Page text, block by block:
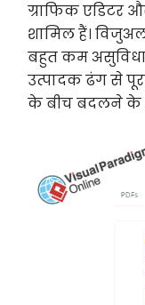
ग्राफिक एडिटर
शामिल हैं।
बहुत कम
उत्पादक ढंग से
के बीच बदलने के